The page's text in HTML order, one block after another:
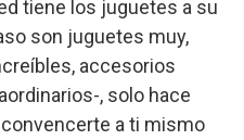
tiene los juguetes a su
son juguetes muy,
accesorios
, solo hace
a ti mismo